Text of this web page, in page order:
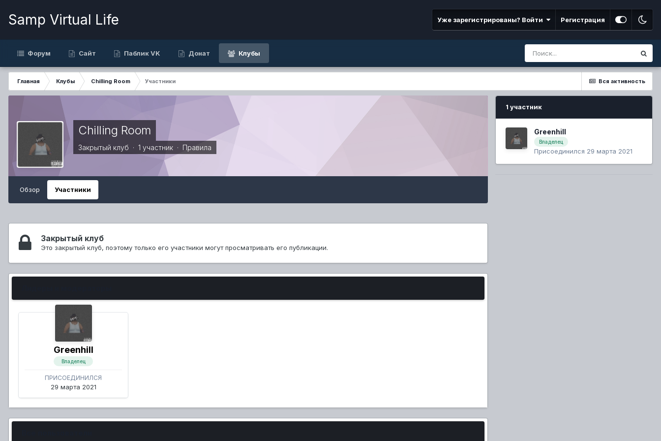
Samp Virtual Life Уже зарегистрированы? Войти Регистрация
Форум Сайт Паблик VK Донат Клубы
Вся активность
Главная Клубы Chilling Room Участники
Chilling Room
Закрытый клуб · 1 участник · Правила
Обзор Участники
Закрытый клуб
Это закрытый клуб, поэтому только его участники могут просматривать его публикации.
Greenhill
Владелец
ПРИСОЕДИНИЛСЯ
29 марта 2021
1 участник
Greenhill
Владелец
Присоединился 29 марта 2021